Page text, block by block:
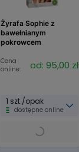
Żyrafa Sophie z
bawełnianym
pokrowcem
Cena
online:
od: 95,00 zł
1 szt./opak
dostępne online